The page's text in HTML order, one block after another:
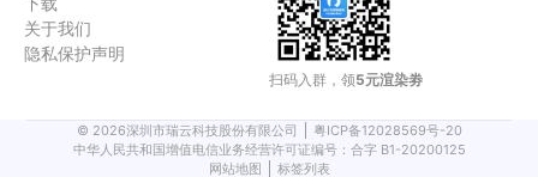
关于我们
隐私保护声明
扫码入群，领5元渲染劵
© 2026深圳市瑞云科技股份有限公司
粤ICP备12028569号-20
中华人民共和国增值电信业务经营许可证编号：合字 B1-20200125
网站地图
标签列表